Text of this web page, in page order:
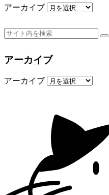
アーカイブ
アーカイブ
アーカイブ